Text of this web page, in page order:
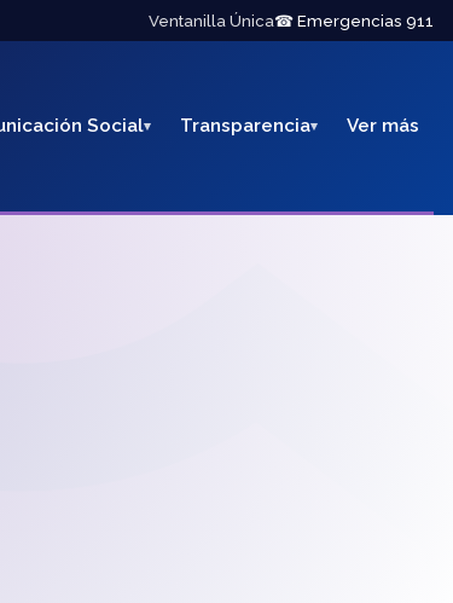
Ventanilla Única☎ Emergencias 911
Social Transparencia Ver más